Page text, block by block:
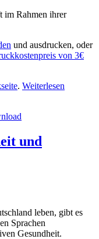
im Rahmen ihrer
und ausdrucken, oder
von 3€
. Weiterlesen
und
leben, gibt es
Sprachen
Gesundheit.